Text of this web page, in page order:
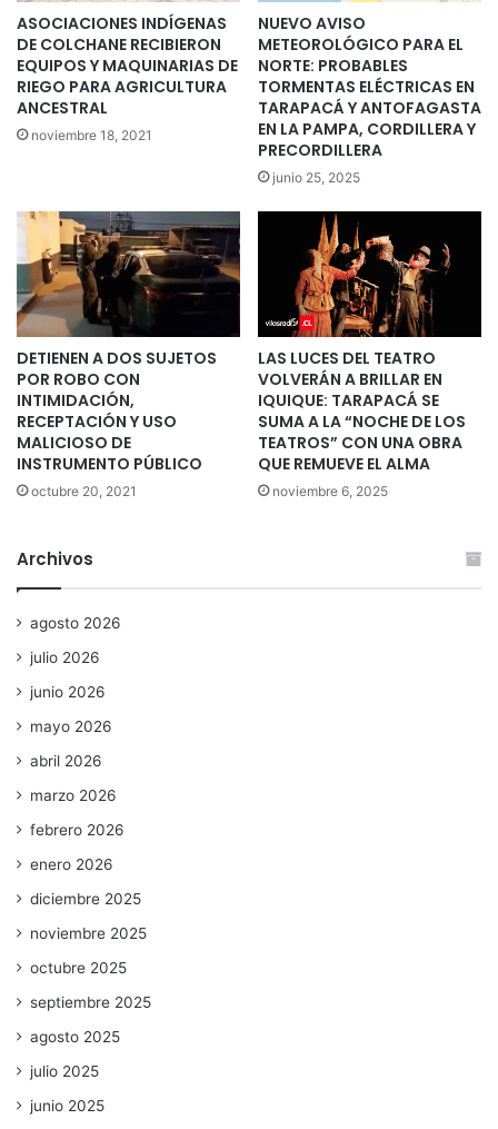
ASOCIACIONES INDÍGENAS
DE COLCHANE RECIBIERON
EQUIPOS Y MAQUINARIAS DE
RIEGO PARA AGRICULTURA
ANCESTRAL
noviembre 18, 2021
NUEVO AVISO
METEOROLÓGICO PARA EL
NORTE: PROBABLES
TORMENTAS ELÉCTRICAS EN
TARAPACÁ Y ANTOFAGASTA
EN LA PAMPA, CORDILLERA Y
PRECORDILLERA
junio 25, 2025
DETIENEN A DOS SUJETOS
POR ROBO CON
INTIMIDACIÓN,
RECEPTACIÓN Y USO
MALICIOSO DE
INSTRUMENTO PÚBLICO
octubre 20, 2021
LAS LUCES DEL TEATRO
VOLVERÁN A BRILLAR EN
IQUIQUE: TARAPACÁ SE
SUMA A LA “NOCHE DE LOS
TEATROS” CON UNA OBRA
QUE REMUEVE EL ALMA
noviembre 6, 2025
Archivos
agosto 2026
julio 2026
junio 2026
mayo 2026
abril 2026
marzo 2026
febrero 2026
enero 2026
diciembre 2025
noviembre 2025
octubre 2025
septiembre 2025
agosto 2025
julio 2025
junio 2025